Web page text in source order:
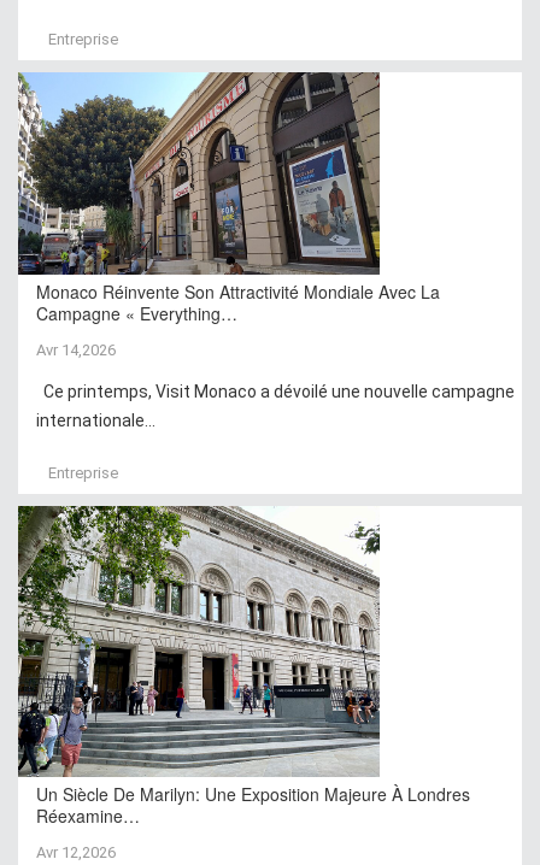
Entreprise
Monaco Réinvente Son Attractivité Mondiale Avec La
Campagne « Everything…
Avr 14,2026
Ce printemps, Visit Monaco a dévoilé une nouvelle campagne
internationale...
Entreprise
Un Siècle De Marilyn: Une Exposition Majeure À Londres
Réexamine…
Avr 12,2026